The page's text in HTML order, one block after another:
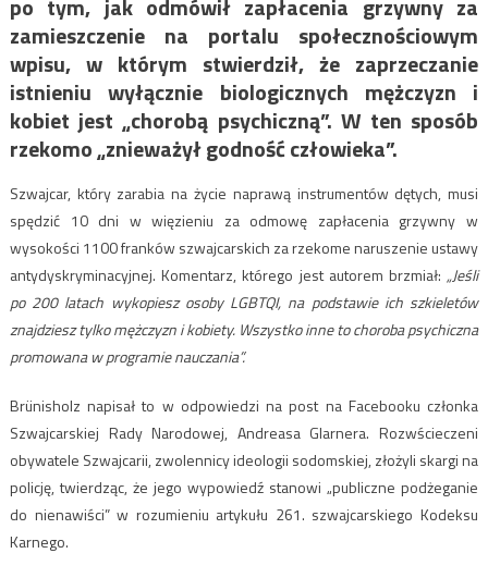
po tym, jak odmówił zapłacenia grzywny za
zamieszczenie na portalu społecznościowym
wpisu, w którym stwierdził, że zaprzeczanie
istnieniu wyłącznie biologicznych mężczyzn i
kobiet jest „chorobą psychiczną”. W ten sposób
rzekomo „znieważył godność człowieka”.
Szwajcar, który zarabia na życie naprawą instrumentów dętych, musi
spędzić 10 dni w więzieniu za odmowę zapłacenia grzywny w
wysokości 1100 franków szwajcarskich za rzekome naruszenie ustawy
antydyskryminacyjnej. Komentarz, którego jest autorem brzmiał:„Jeśli
po 200 latach wykopiesz osoby LGBTQI, na podstawie ich szkieletów
znajdziesz tylko mężczyzn i kobiety. Wszystko inne to choroba psychiczna
promowana w programie nauczania”.
Brünisholz napisał to w odpowiedzi na post na Facebooku członka
Szwajcarskiej Rady Narodowej, Andreasa Glarnera. Rozwścieczeni
obywatele Szwajcarii, zwolennicy ideologii sodomskiej, złożyli skargi na
policję, twierdząc, że jego wypowiedź stanowi „publiczne podżeganie
do nienawiści” w rozumieniu artykułu 261. szwajcarskiego Kodeksu
Karnego.